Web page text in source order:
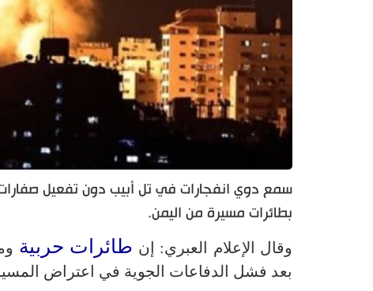
سمع دوي انفجارات في تل أبيب دون تفعيل صفارات
بطائرات مسيرة من اليمن.
وقال الإعلام العبري: إن طائرات حربية
بعد فشل الدفاعات الجوية في اعتراض